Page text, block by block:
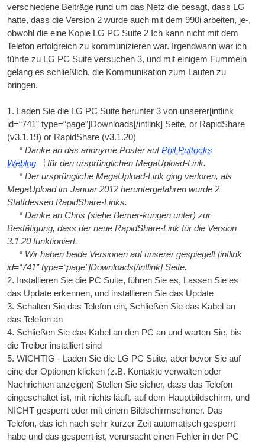
verschiedene Beiträge rund um das Netz die besagt, dass LG
hatte, dass die Version 2 würde auch mit dem 990i arbeiten, je-,
obwohl die eine Kopie LG PC Suite 2 Ich kann nicht mit dem
Telefon erfolgreich zu kommunizieren war. Irgendwann war ich
führte zu LG PC Suite versuchen 3, und mit einigem Fummeln
gelang es schließlich, die Kommunikation zum Laufen zu
bringen.
1. Laden Sie die LG PC Suite herunter 3 von unserer[int­link
id=“741” type=“page”]Downloads[/intlink] Seite,or Rap­id­Share
(v3.1.19)or Rap­id­Share (v3.1.20)
* Danke an das anonyme Poster aufPhil Puttocks
Weblog
für den ursprünglichen MegaUpload-Link.
* Der ursprüngliche MegaUpload-Link ging verloren, als
MegaUpload im Januar 2012 heruntergefahren wurde 2
Stattdessen RapidShare-Links.
* Danke an Chris (siehe Bemer-kungen unter) zur
Bestätigung, dass der neue RapidShare-Link für die Version
3.1.20 funktioniert.
* Wir haben beide Versionen auf unserer gespiegelt [int­link
id=“741” type=“page”]Downloads[/intlink] Seite.
2. Installieren Sie die PC Suite, führen Sie es, Lassen Sie es
das Update erkennen, und installieren Sie das Update
3. Schalten Sie das Telefon ein, Schließen Sie das Kabel an
das Telefon an
4. Schließen Sie das Kabel an den PC an und warten Sie, bis
die Treiber installiert sind
5. WICHTIG - Laden Sie die LG PC Suite, aber bevor Sie auf
eine der Optionen klicken (z.B. Kontakte verwalten oder
Nachrichten anzeigen) Stellen Sie sicher, dass das Telefon
eingeschaltet ist, mit nichts läuft, auf dem Hauptbildschirm, und
NICHT gesperrt oder mit einem Bildschirmschoner. Das
Telefon, das ich nach sehr kurzer Zeit automatisch gesperrt
habe und das gesperrt ist, verursacht einen Fehler in der PC